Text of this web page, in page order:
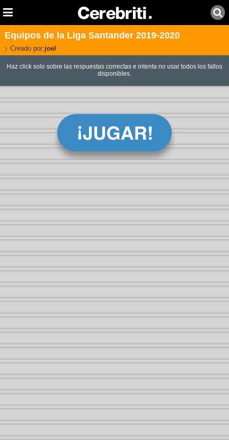
Equipos de la Liga Santander 2019-2020
Creado por:joel
Haz click solo sobre las respuestas correctas e intenta no usar todos los fallos
disponibles.